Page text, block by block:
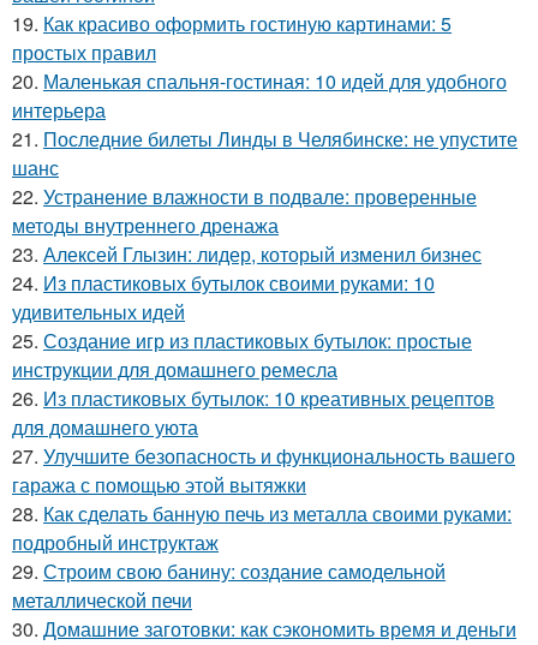
19. Как красиво оформить гостиную картинами: 5
простых правил
20. Маленькая спальня-гостиная: 10 идей для удобного
интерьера
21. Последние билеты Линды в Челябинске: не упустите
шанс
22. Устранение влажности в подвале: проверенные
методы внутреннего дренажа
23. Алексей Глызин: лидер, который изменил бизнес
24. Из пластиковых бутылок своими руками: 10
удивительных идей
25. Создание игр из пластиковых бутылок: простые
инструкции для домашнего ремесла
26. Из пластиковых бутылок: 10 креативных рецептов
для домашнего уюта
27. Улучшите безопасность и функциональность вашего
гаража с помощью этой вытяжки
28. Как сделать банную печь из металла своими руками:
подробный инструктаж
29. Строим свою банину: создание самодельной
металлической печи
30. Домашние заготовки: как сэкономить время и деньги